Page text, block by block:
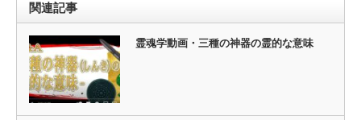
関連記事
霊魂学動画・三種の神器の霊的な意味